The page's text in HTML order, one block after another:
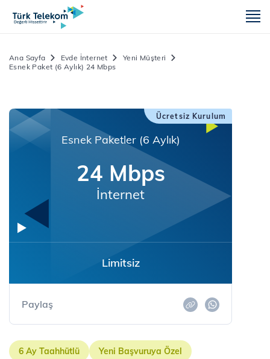
Ana Sayfa Evde İnternet
Yeni Müşteri
Esnek Paket (6 Aylık) 24 Mbps
Ücretsiz Kurulum
Esnek Paketler (6 Aylık)
24 Mbps
İnternet
Limitsiz
Paylaş
6 Ay Taahhütlü Yeni Başvuruya Özel